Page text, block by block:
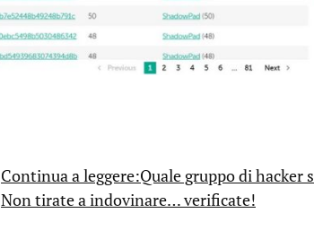
Continua a leggere:Quale gruppo di hacker
Non tirate a indovinare… verificate!